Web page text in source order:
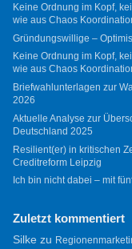
Keine Ordnung im Kopf,
wie aus Chaos
Gründungswillige –
Keine Ordnung im Kopf,
wie aus Chaos
Briefwahlunterlagen zur
2026
Aktuelle Analyse zur
Deutschland 2025
Resilient(er) in kritischen
Creditreform Leipzig
Ich bin nicht dabei – mit
Zuletzt kommentiert
Silkezu